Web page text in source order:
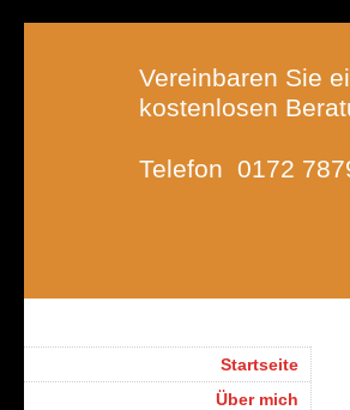
Vereinbaren Sie
kostenlosen
Telefon 0172
Startseite
Über mich